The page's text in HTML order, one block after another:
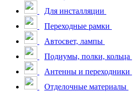
Для инсталляции
Переходные рамки
Автосвет, лампы
Подиумы, полки, кольца
Антенны и переходники
Отделочные материалы